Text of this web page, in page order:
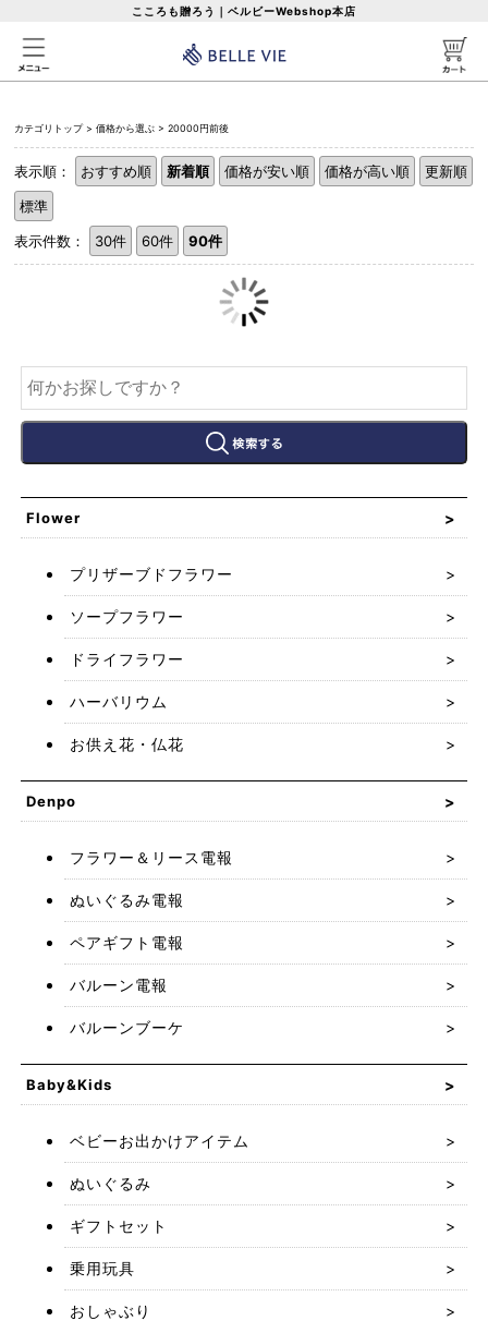
こころも贈ろう｜ベルビーWebshop本店
カテゴリトップ > 価格から選ぶ > 20000円前後
表示順： おすすめ順 新着順 価格が安い順 価格が高い順
更新順
標準
表示件数：
30件 60件 90件
Flower
プリザーブドフラワー
ソープフラワー
ドライフラワー
ハーバリウム
お供え花・仏花
Denpo
フラワー＆リース電報
ぬいぐるみ電報
ペアギフト電報
バルーン電報
バルーンブーケ
Baby&Kids
ベビーお出かけアイテム
ぬいぐるみ
ギフトセット
乗用玩具
おしゃぶり